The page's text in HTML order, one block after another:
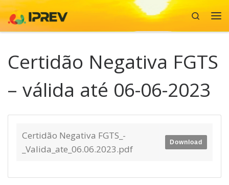
Skip to content
Search
Certidão Negativa FGTS
– válida até 06-06-2023
Certidão Negativa FGTS_-
_Valida_ate_06.06.2023.pdf
Download